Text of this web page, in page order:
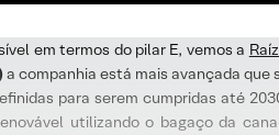
em termos do pilar E, vemos a
a companhia está mais avançada que
para serem cumpridas até
utilizando o bagaço da